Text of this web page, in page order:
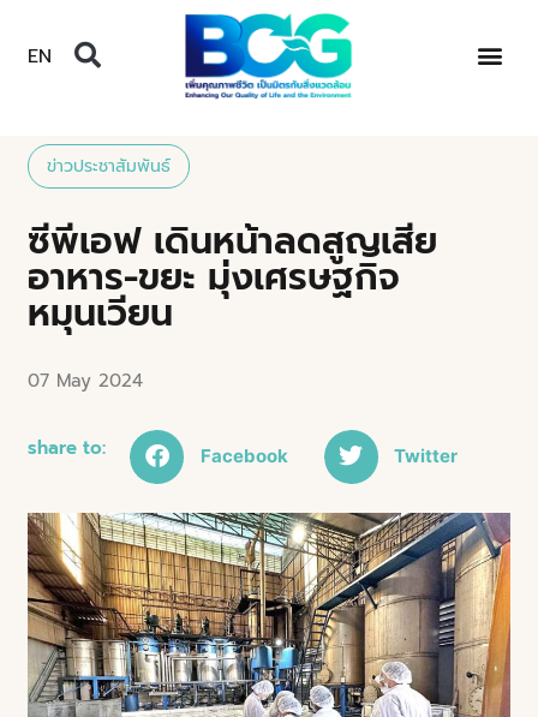
EN
ข่าวประชาสัมพันธ์
ซีพีเอฟ เดินหน้าลดสูญเสีย
อาหาร-ขยะ มุ่งเศรษฐกิจ
หมุนเวียน
07 May 2024
share to: Facebook Twitter